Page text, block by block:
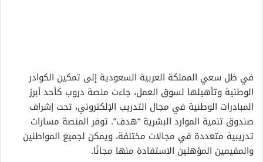
في ظل سعي المملكة العربية السعودية إلى تمكين الكوادر
الوطنية وتأهيلها لسوق العمل، جاءت منصة دروب كأحد أبرز
المبادرات الوطنية في مجال التدريب الإلكتروني، تحت إشراف
صندوق تنمية الموارد البشرية “هدف”. توفر المنصة مسارات
تدريبية متعددة في مجالات مختلفة، ويمكن لجميع المواطنين
والمقيمين المؤهلين الاستفادة منها مجانًا.